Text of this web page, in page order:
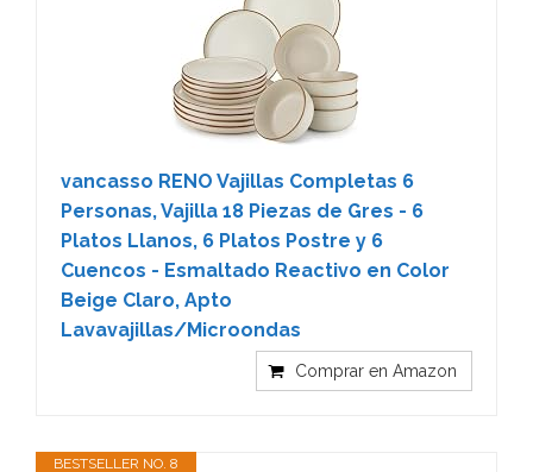
vancasso RENO Vajillas Completas 6
Personas, Vajilla 18 Piezas de Gres - 6
Platos Llanos, 6 Platos Postre y 6
Cuencos - Esmaltado Reactivo en Color
Beige Claro, Apto
Lavavajillas/Microondas
Comprar en Amazon
BESTSELLER NO. 8